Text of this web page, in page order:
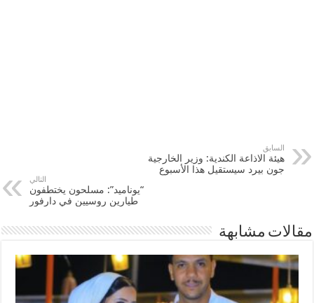
السابق
هيئة الاذاعة الكندية: وزير الخارجية
جون بيرد سيستقيل هذا الأسبوع
التالي
“يوناميد”: مسلحون يختطفون
طيارين روسيين في دارفور
مقالات مشابهة